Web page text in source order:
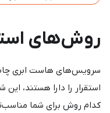
روش‌های
سرویس‌های هاست ابری
استقرار را دارا هستند،
کدام روش برای شما